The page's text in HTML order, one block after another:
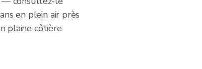
en plein air près
plaine côtière